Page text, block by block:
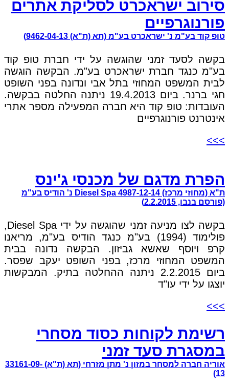
סירוב ישראכרט לסליקת אתרים
פורנוגרפיים
טופ קוד בע"מ נ' ישראכרט בע"מ (תא (ת"א) 9462-04-13)
בקשה לסעד זמני שהוגשה על ידי חברת טופ קוד
בע"מ כנגד חברת ישראכרט בע"מ. הבקשה הוגשה
לבית המשפט המחוזי בתל אבי ונדונה בפני השופט
חגי ברנר. ביום 19.4.2013 ניתנה החלטה בבקשה.
העובדות: טופ קוד היא חברה המפעילה מספר אתרי
אינטרנט פורנוגרפיים
>>>
הפרת מדגם של מכנסי ג'ינס
ת"א (מחוזי מרכז) 4987-12-14 Diesel Spa נ' הודיס בע"מ
(פורסם בנבו, 2.2.2015)
בקשה לצו מניעה זמני שהוגשה על ידי Diesel Spa,
פולימוד (1994) בע"מ כנגד הודיס בע"מ, מריאנו
קרפ ויוסף שאשא גביזון. הבקשה נדונה בבית
המשפט המחוזי מרכז, בפני השופט יעקב שפסר.
ביום 2.2.2015 ניתנה ההחלטה בתיק. המבקשות
יוצגו על ידי עו"ד
>>>
רשימת לקוחות כסוד מסחרי
במסגרת סעד זמני
אוריה חברה למסחר במזון נ' מתן מזרחי (תא (ת"א) 33161-09-
13)